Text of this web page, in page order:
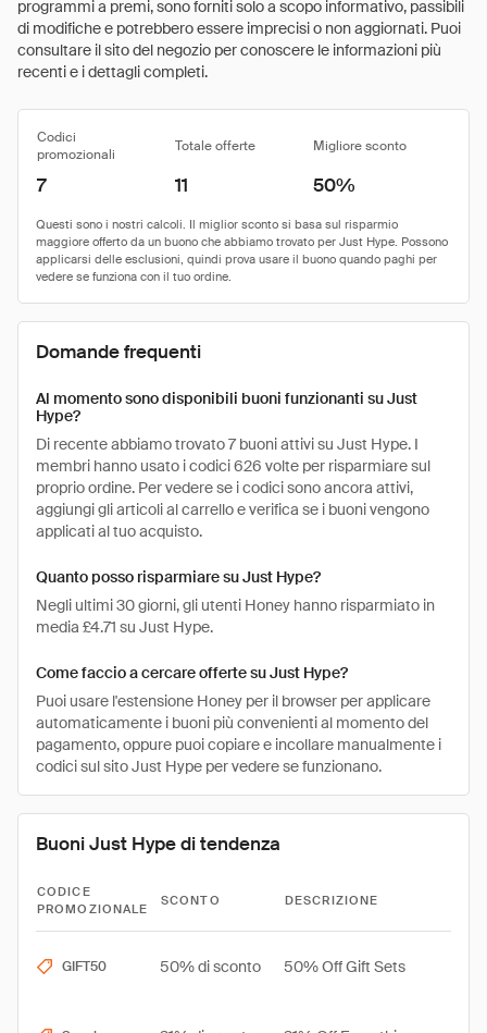
programmi a premi, sono forniti solo a scopo informativo, passibili
di modifiche e potrebbero essere imprecisi o non aggiornati. Puoi
consultare il sito del negozio per conoscere le informazioni più
recenti e i dettagli completi.
Codici
promozionali
Totale offerte Migliore sconto
7 11 50%
Domande frequenti
Al momento sono disponibili buoni funzionanti su Just
Hype?
Di recente abbiamo trovato 7 buoni attivi su Just Hype. I
membri hanno usato i codici 626 volte per risparmiare sul
proprio ordine. Per vedere se i codici sono ancora attivi,
aggiungi gli articoli al carrello e verifica se i buoni vengono
applicati al tuo acquisto.
Quanto posso risparmiare su Just Hype?
Negli ultimi 30 giorni, gli utenti Honey hanno risparmiato in
media £4.71 su Just Hype.
Come faccio a cercare offerte su Just Hype?
Puoi usare l'estensione Honey per il browser per applicare
automaticamente i buoni più convenienti al momento del
pagamento, oppure puoi copiare e incollare manualmente i
codici sul sito Just Hype per vedere se funzionano.
Buoni Just Hype di tendenza
CODICE
PROMOZIONALE
SCONTO DESCRIZIONE
GIFT50 50% di sconto 50% Off Gift Sets